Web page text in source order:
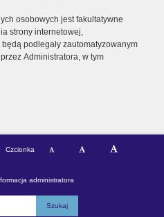
osobowych jest fakultatywne
strony internetowej,
podlegały zautomatyzowanym
Administratora, w tym
Czcionka
administratora